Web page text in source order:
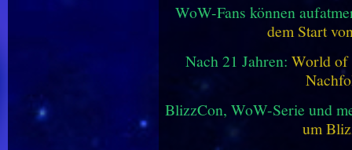
WoW-Fans können
dem Start
Nach 21 Jahren: World of
BlizzCon, WoW-Serie und
um